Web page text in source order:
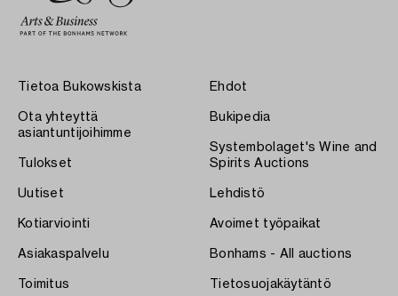
Tietoa Bukowskista
Ota yhteyttä
asiantuntijoihimme
Tulokset
Uutiset
Kotiarviointi
Asiakaspalvelu
Toimitus
Ehdot
Bukipedia
Systembolaget's Wine and
Spirits Auctions
Lehdistö
Avoimet työpaikat
Bonhams - All auctions
Tietosuojakäytäntö